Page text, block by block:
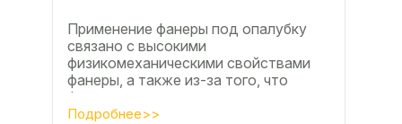
Применение фанеры под опалубку
связано с высокими
физикомеханическими свойствами
фанеры, а также из-за того, что
фанера позволяет получать
достаточно большие ровные
Подробнее>>